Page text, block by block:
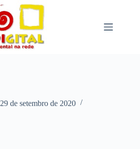
29 de setembro de 2020